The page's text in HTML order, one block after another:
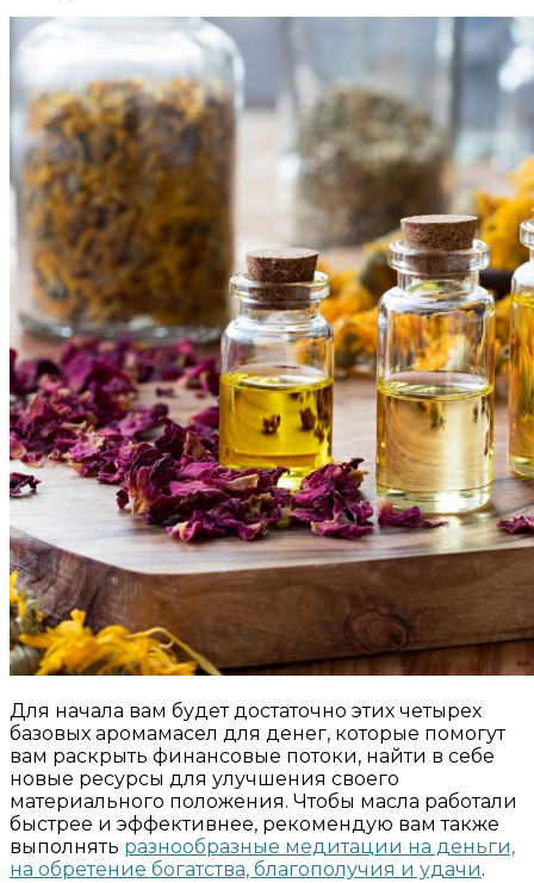
Для начала вам будет достаточно этих четырех
базовых аромамасел для денег, которые помогут
вам раскрыть финансовые потоки, найти в себе
новые ресурсы для улучшения своего
материального положения. Чтобы масла работали
быстрее и эффективнее, рекомендую вам также
выполнять разнообразные медитации на деньги,
на обретение богатства, благополучия и удачи.